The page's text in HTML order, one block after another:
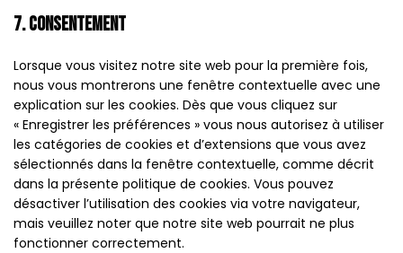
7. Consentement
Lorsque vous visitez notre site web pour la première fois,
nous vous montrerons une fenêtre contextuelle avec une
explication sur les cookies. Dès que vous cliquez sur
« Enregistrer les préférences » vous nous autorisez à utiliser
les catégories de cookies et d’extensions que vous avez
sélectionnés dans la fenêtre contextuelle, comme décrit
dans la présente politique de cookies. Vous pouvez
désactiver l’utilisation des cookies via votre navigateur,
mais veuillez noter que notre site web pourrait ne plus
fonctionner correctement.